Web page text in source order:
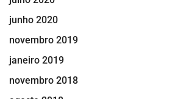
junho 2020
novembro 2019
janeiro 2019
novembro 2018